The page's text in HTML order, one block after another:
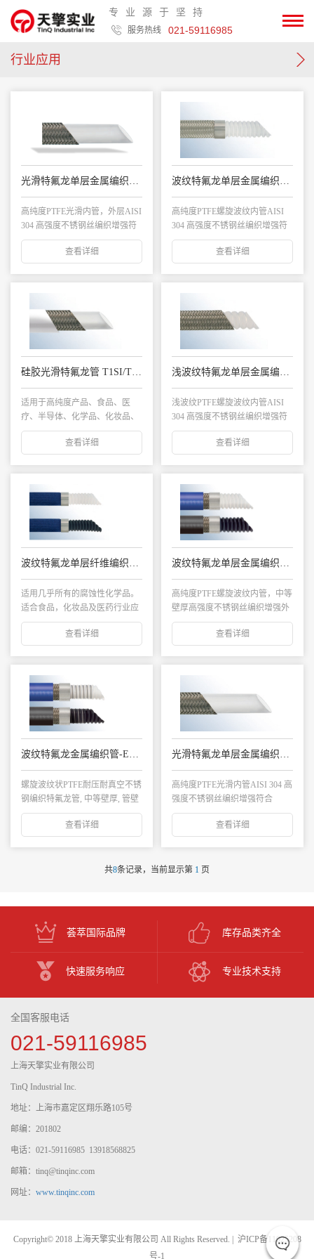
专业源于坚持
服务热线 021-59116985
行业应用
光滑特氟龙单层金属编织管T1S/T1AS
高纯度PTFE光滑内管，外层AISI
304 高强度不锈钢丝编织增强符
合...
查看详细
波纹特氟龙单层金属编织管 TC1S
高纯度PTFE螺旋波纹内管AISI
304 高强度不锈钢丝编织增强符
合F...
查看详细
硅胶光滑特氟龙管 T1SI/T1SIA
适用于高纯度产品、食品、医
疗、半导体、化学品、化妆品、
汽车等行业。尤其适...
查看详细
浅波纹特氟龙单层金属编织管 TC1SY 浅波纹内管
浅波纹PTFE螺旋波纹内管AISI
304 高强度不锈钢丝编织增强符
合F...
查看详细
波纹特氟龙单层纤维编织管 TC1P/TC1PA
适用几乎所有的腐蚀性化学品。
适合食品，化妆品及医药行业应
用。...
查看详细
波纹特氟龙单层金属编织管-EPDM外层 TC1E/TC1EA
高纯度PTFE螺旋波纹内管，中等
壁厚高强度不锈钢丝编织增强外
层为EPDM...
查看详细
波纹特氟龙金属编织管-EP外层/钢丝增强 TCW1E
螺旋波纹状PTFE耐压耐真空不锈
钢编织特氟龙管, 中等壁厚, 管壁
外置耐...
查看详细
光滑特氟龙单层金属编织管 Speed Flow-B
高纯度PTFE光滑内管AISI 304 高
强度不锈钢丝编织增强符合
FDA...
查看详细
共8条记录，当前显示第 1 页
荟萃国际品牌 库存品类齐全
快速服务响应 专业技术支持
全国客服电话
021-59116985
上海天擎实业有限公司
TinQ Industrial Inc.
地址：上海市嘉定区翔乐路105号
邮编：201802
电话：021-59116985 13918568825
邮箱：tinq@tinqinc.com
网址： www.tinqinc.com
Copyright© 2018 上海天擎实业有限公司 All Rights Reserved. | 沪ICP备11025208
号-1